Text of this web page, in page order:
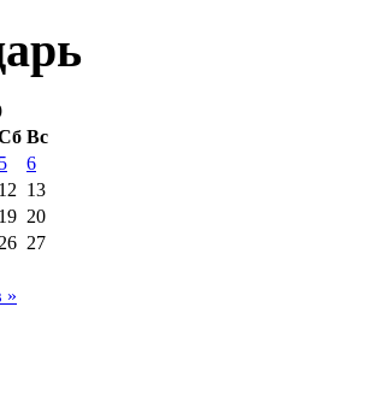
Вс
»
5
6
12 13
19 20
26 27